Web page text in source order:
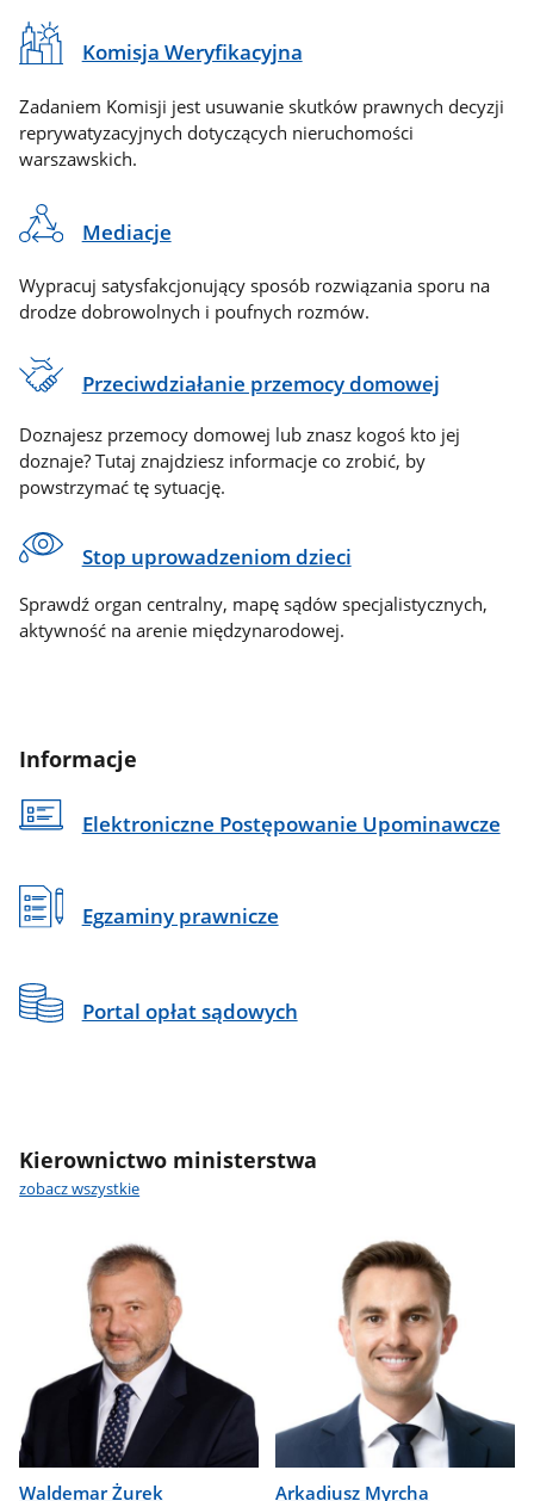
Komisja Weryfikacyjna
Zadaniem Komisji jest usuwanie skutków prawnych decyzji
reprywatyzacyjnych dotyczących nieruchomości
warszawskich.
Mediacje
Wypracuj satysfakcjonujący sposób rozwiązania sporu na
drodze dobrowolnych i poufnych rozmów.
Przeciwdziałanie przemocy domowej
Doznajesz przemocy domowej lub znasz kogoś kto jej
doznaje? Tutaj znajdziesz informacje co zrobić, by
powstrzymać tę sytuację.
Stop uprowadzeniom dzieci
Sprawdź organ centralny, mapę sądów specjalistycznych,
aktywność na arenie międzynarodowej.
Informacje
Elektroniczne Postępowanie Upominawcze
Egzaminy prawnicze
Portal opłat sądowych
Kierownictwo ministerstwa
zobacz wszystkie
Waldemar Żurek Arkadiusz Myrcha